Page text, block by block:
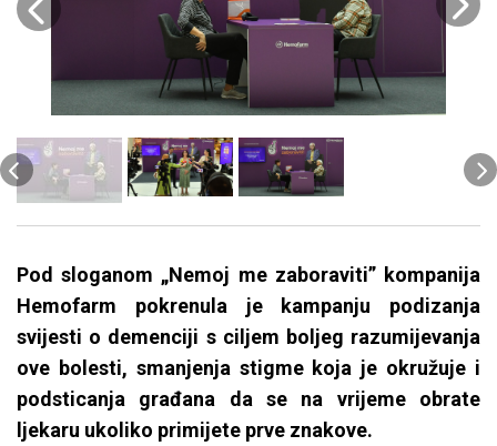
Pod sloganom „Nemoj me zaboraviti” kompanija
Hemofarm pokrenula je kampanju podizanja
svijesti o demenciji s ciljem boljeg razumijevanja
ove bolesti, smanjenja stigme koja je okružuje i
podsticanja građana da se na vrijeme obrate
ljekaru ukoliko primijete prve znakove.